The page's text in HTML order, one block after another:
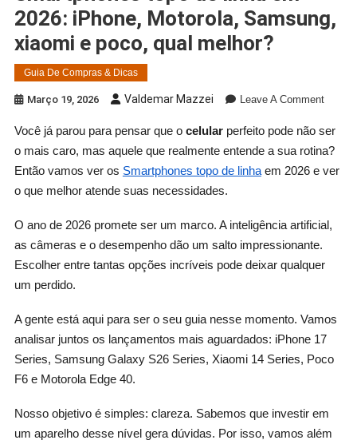
2026: iPhone, Motorola, Samsung,
xiaomi e poco, qual melhor?
Guia De Compras & Dicas
Março 19, 2026 Valdemar Mazzei Leave A CommentOn
Topo
De
Linha
Xiaomi
Qual
Você já parou para pensar que o celularperfeito pode não ser
o mais caro, mas aquele que realmente entende a sua rotina?
Então vamos ver os Smartphones topo de linhaem 2026 e ver
o que melhor atende suas necessidades.
O ano de 2026 promete ser um marco. A inteligência artificial,
as câmeras e o desempenho dão um salto impressionante.
Escolher entre tantas opções incríveis pode deixar qualquer
um perdido.
A gente está aqui para ser o seu guia nesse momento. Vamos
analisar juntos os lançamentos mais aguardados: iPhone 17
Series, Samsung Galaxy S26 Series, Xiaomi 14 Series, Poco
F6 e Motorola Edge 40.
Nosso objetivo é simples: clareza. Sabemos que investir em
um aparelho desse nível gera dúvidas. Por isso, vamos além